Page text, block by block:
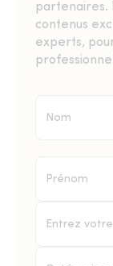
partenaires.
contenus
experts,